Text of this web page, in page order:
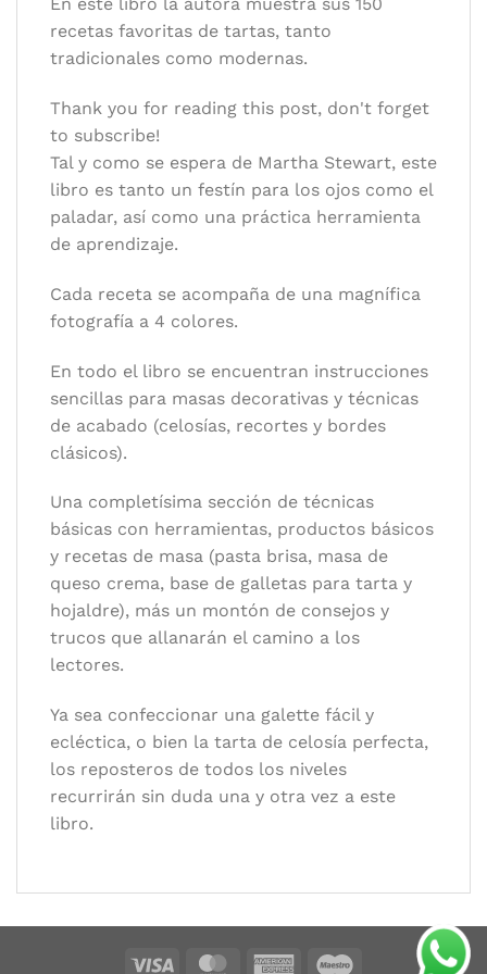
Idioma:Español
recetas favoritas de tartas, tanto
tradicionales como modernas.
Thank you for reading this post, don't forget
to subscribe!
Tal y como se espera de Martha Stewart, este
libro es tanto un festín para los ojos como el
paladar, así como una práctica herramienta
de aprendizaje.
Cada receta se acompaña de una magnífica
fotografía a 4 colores.
En todo el libro se encuentran instrucciones
sencillas para masas decorativas y técnicas
de acabado (celosías, recortes y bordes
clásicos).
Una completísima sección de técnicas
básicas con herramientas, productos básicos
y recetas de masa (pasta brisa, masa de
queso crema, base de galletas para tarta y
hojaldre), más un montón de consejos y
trucos que allanarán el camino a los
lectores.
Ya sea confeccionar una galette fácil y
ecléctica, o bien la tarta de celosía perfecta,
los reposteros de todos los niveles
recurrirán sin duda una y otra vez a este
libro.